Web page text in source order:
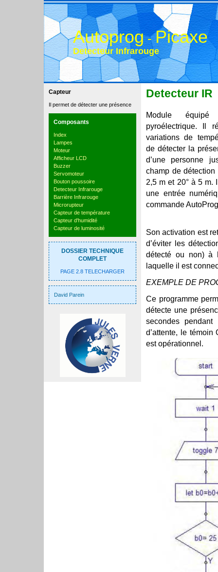
Autoprog -Picaxe
Detecteur Infrarouge
Capteur
Il permet de détecter une présence
Composants
Index
Lampes
Moteur
Afficheur LCD
Buzzer
Servomoteur
Bouton poussoire
Detecteur Infrarouge
Barrière Infrarouge
Microrupteur
Capteur de température
Capteur d'humidité
Capteur de luminosité
DOSSIER TECHNIQUE
COMPLET
PAGE 2.8 TELECHARGER
David Parein
Detecteur IR
Module équipé
pyroélectrique. Il
variations de
de détecter la
d’une personne
champ de détection
2,5 m et 20° à 5 m.
une entrée
commande
Son activation est
d’éviter les
détecté ou non) à
laquelle il est
EXEMPLE DE
Ce programme
détecte une
secondes
d’attente, le
est opérationnel.